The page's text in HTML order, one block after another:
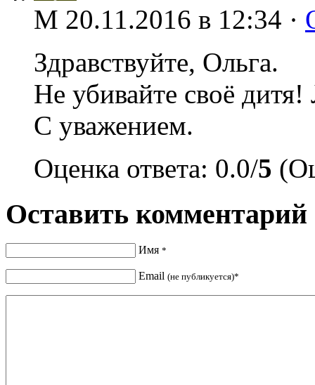
M 20.11.2016 в 12:34 ·
Здравствуйте, Ольга.
Не убивайте своё
С уважением.
Оценка ответа: 0.0/5
Оставить комментарий
Имя *
Email (не публикуется)*